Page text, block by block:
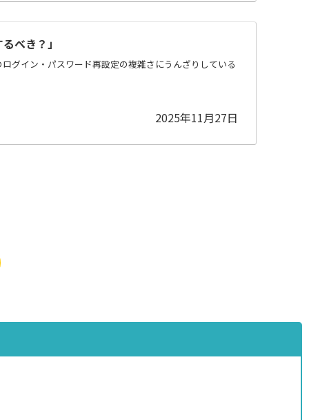
べき？」
グイン・パスワード再設定の複雑さにうんざりしている
2025年11月27日